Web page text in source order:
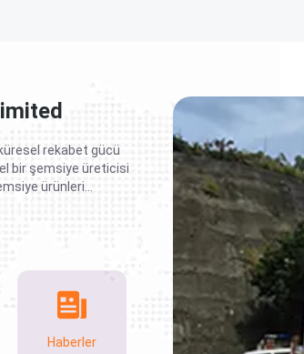
rekabet gücü
bir şemsiye üreticisi
ürünleri
ve plaj
Haberler